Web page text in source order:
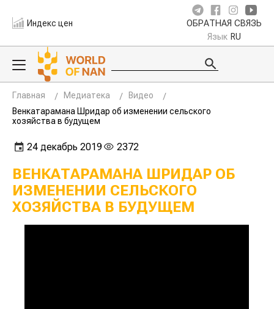
Индекс цен ОБРАТНАЯ СВЯЗЬ
Язык RU
Главная Медиатека
Видео
Венкатарамана Шридар об изменении сельского
хозяйства в будущем
24 декабрь 2019 2372
ВЕНКАТАРАМАНА ШРИДАР ОБ
ИЗМЕНЕНИИ СЕЛЬСКОГО
ХОЗЯЙСТВА В БУДУЩЕМ